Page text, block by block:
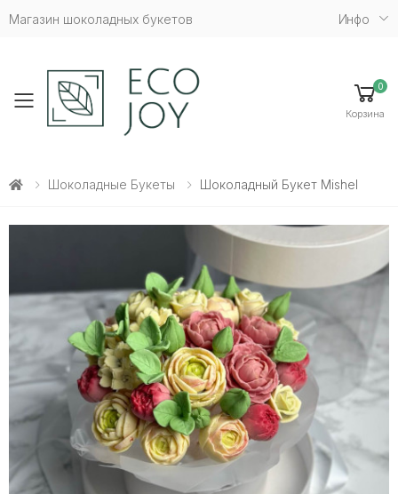
Магазин шоколадных букетов Инфо
Toggle mobile menu
0
Корзина
Шоколадные Букеты Шоколадный Букет Mishel